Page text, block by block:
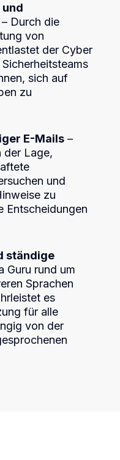
Durch die
von
der Cyber
sich auf
zu
E-Mails–
der Lage,
und
zu
Entscheidungen
ständige
Guru rund um
Sprachen
es
für alle
von der